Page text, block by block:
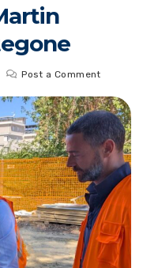
Post a Comment